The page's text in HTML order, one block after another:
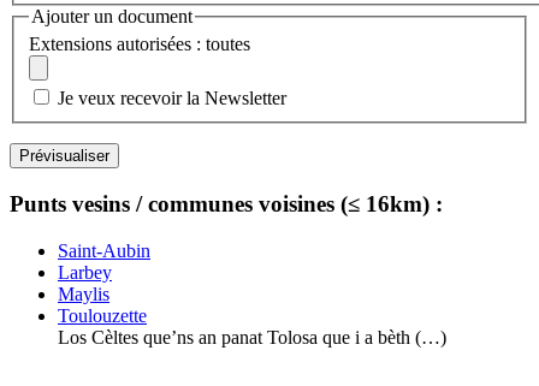
Ajouter un document
Extensions autorisées : toutes
Je veux recevoir la Newsletter
Punts vesins / communes voisines (≤ 16km) :
Saint-Aubin
Larbey
Maylis
Toulouzette
Los Cèltes que’ns an panat Tolosa que i a bèth (…)